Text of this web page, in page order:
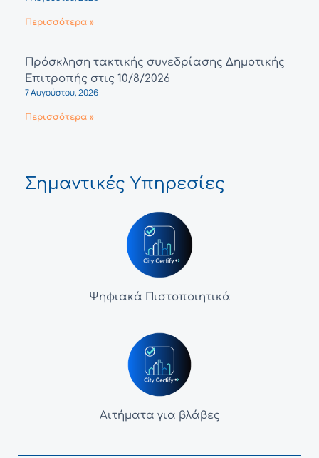
Περισσότερα »
Πρόσκληση τακτικής συνεδρίασης Δημοτικής
Επιτροπής στις 10/8/2026
7 Αυγούστου, 2026
Περισσότερα »
Σημαντικές Υπηρεσίες
Ψηφιακά Πιστοποιητικά
Αιτήματα για βλάβες